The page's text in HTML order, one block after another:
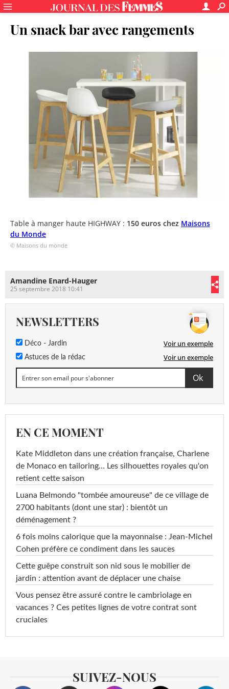
Un snack bar avec rangements
Table à manger haute HIGHWAY : 150 euros chez Maisons
du Monde
© Maisons du monde
Amandine Enard-Hauger
25 septembre 2018 10:41
NEWSLETTERS
Déco - Jardin Voir un exemple
Astuces de la rédac Voir un exemple
EN CE MOMENT
Kate Middleton dans une création française, Charlene
de Monaco en tailoring… Les silhouettes royales qu'on
retient cette saison
Luana Belmondo "tombée amoureuse" de ce village de
2700 habitants (dont une star) : bientôt un
déménagement ?
6 fois moins calorique que la mayonnaise : Jean-Michel
Cohen préfère ce condiment dans les sauces
Cette guêpe construit son nid sous le mobilier de
jardin : attention avant de déplacer une chaise
Vous pensez être assuré contre le cambriolage en
vacances ? Ces petites lignes de votre contrat sont
cruciales
SUIVEZ-NOUS